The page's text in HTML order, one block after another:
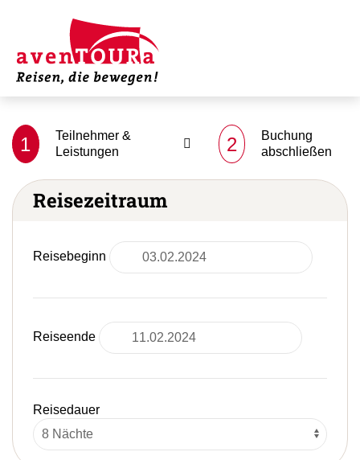
1
Teilnehmer &
Leistungen
2
Buchung
abschließen
Reisezeitraum
Reisebeginn
Reiseende
Reisedauer